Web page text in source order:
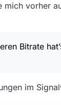
mich vorher
Bitrate
im